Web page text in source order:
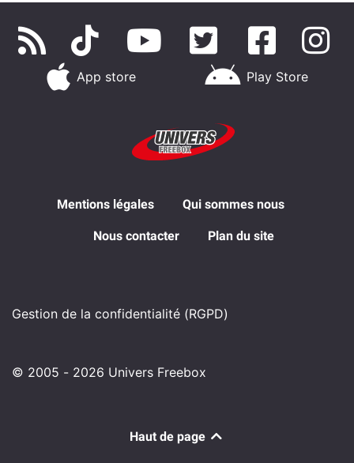
App store Play Store
Mentions légales Qui sommes nous
Nous contacter Plan du site
Gestion de la confidentialité (RGPD)
© 2005 - 2026 Univers Freebox
Haut de page